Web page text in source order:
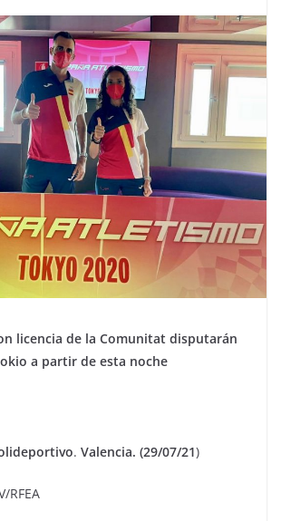
licencia de la Comunitat disputarán
a partir de esta noche
. Valencia. (29/07/21)
RFEA